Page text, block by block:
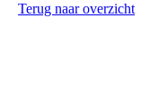
Terug naar overzicht